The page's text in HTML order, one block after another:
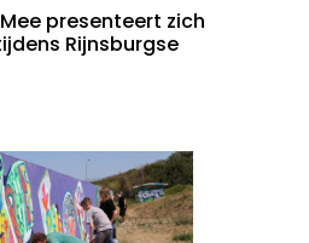
presenteert zich
Rijnsburgse